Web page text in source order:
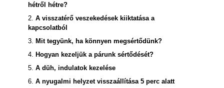
hétről hétre?
2. A visszatérő veszekedések kiiktatása a
kapcsolatból
3.
Mit tegyünk, ha könnyen megsértődünk?
4.
Hogyan kezeljük a párunk sértődését?
5. A düh, indulatok kezelése
6. A nyugalmi helyzet visszaállítása 5 perc alatt